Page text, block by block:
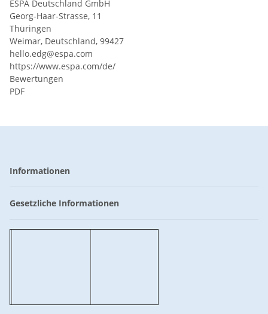
ESPA Deutschland GmbH
Georg-Haar-Strasse, 11
Thüringen
Weimar, Deutschland, 99427
hello.edg@espa.com
https://www.espa.com/de/
Bewertungen
PDF
Informationen
Gesetzliche Informationen